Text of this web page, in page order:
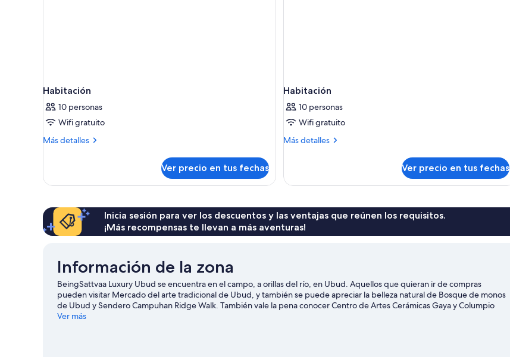
Habitación
10 personas
Wifi gratuito
Más detalles
Más
Ver precio en tus fechas
Habitación
10 personas
Wifi gratuito
Más detalles
Más
Ver precio en tus fechas
Inicia sesión para ver los descuentos y las ventajas que reúnen los requisitos.
¡Más recompensas te llevan a más aventuras!
Información de la zona
BeingSattvaa Luxury Ubud se encuentra en el campo, a orillas del río, en Ubud. Aquellos que quieran ir de compras
pueden visitar Mercado del arte tradicional de Ubud, y también se puede apreciar la belleza natural de Bosque de monos
de Ubud y Sendero Campuhan Ridge Walk. También vale la pena conocer Centro de Artes Cerámicas Gaya y Columpio
Aloha Ubud. Dedica un tiempo a las opciones de spas de la zona o entrégate a la aventura haciendo caminatas o ciclismo
Ver más